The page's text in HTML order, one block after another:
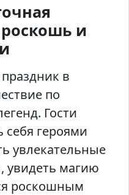
и
в
по
Гости
себя героями
увлекательные
увидеть магию
роскошным